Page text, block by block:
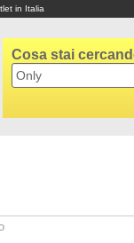
in Italia
Cosa stai